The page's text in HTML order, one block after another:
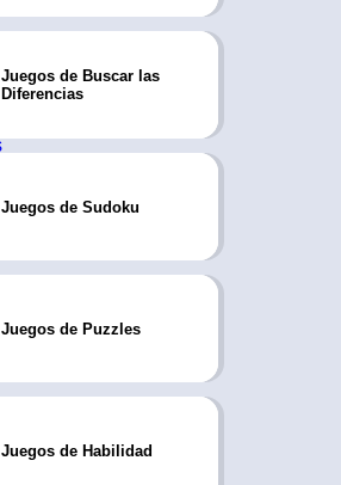
Juegos de Buscar las
Diferencias
Juegos de Sudoku
Juegos de Puzzles
Juegos de Habilidad